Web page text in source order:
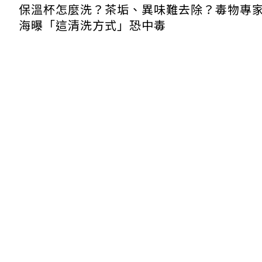
保溫杯怎麼洗？茶垢、異味難去除？毒物專
海曝「這清洗方式」恐中毒